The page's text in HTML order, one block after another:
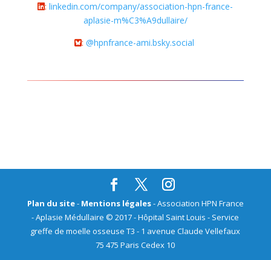
:linkedin.com/company/association-hpn-france-
aplasie-m%C3%A9dullaire/
: @hpnfrance-ami.bsky.social
Plan du site- Mentions légales- Association HPN France
- Aplasie Médullaire © 2017 - Hôpital Saint Louis - Service
greffe de moelle osseuse T3 - 1 avenue Claude Vellefaux
75 475 Paris Cedex 10